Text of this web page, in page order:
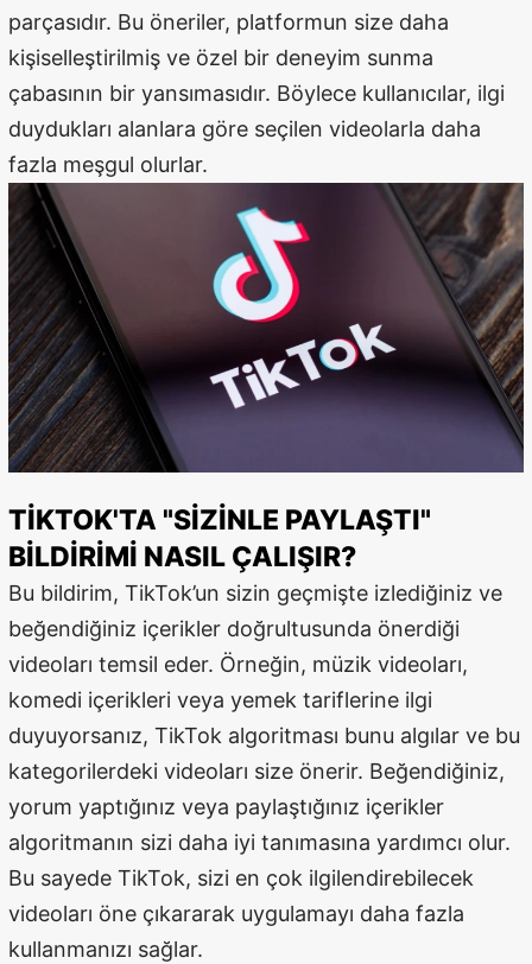
Kırşehir
Kocaeli
Konya
Kütahya
Malatya
Manisa
Kahramanmaraş
Mardin
Muğla
Muş
Niğde
Ordu
Rize
Sakarya
Samsun
Siirt
Sinop
Sivas
Tekirdağ
parçasıdır. Bu öneriler, platformun size daha
kişiselleştirilmiş ve özel bir deneyim sunma
çabasının bir yansımasıdır. Böylece kullanıcılar, ilgi
duydukları alanlara göre seçilen videolarla daha
fazla meşgul olurlar.
TIKTOK'TA "SIZINLE PAYLAŞTI"
BILDIRIMI NASIL ÇALIŞIR?
Bu bildirim, TikTok’un sizin geçmişte izlediğiniz ve
beğendiğiniz içerikler doğrultusunda önerdiği
videoları temsil eder. Örneğin, müzik videoları,
komedi içerikleri veya yemek tariflerine ilgi
duyuyorsanız, TikTok algoritması bunu algılar ve bu
kategorilerdeki videoları size önerir. Beğendiğiniz,
yorum yaptığınız veya paylaştığınız içerikler
algoritmanın sizi daha iyi tanımasına yardımcı olur.
Bu sayede TikTok, sizi en çok ilgilendirebilecek
videoları öne çıkararak uygulamayı daha fazla
kullanmanızı sağlar.